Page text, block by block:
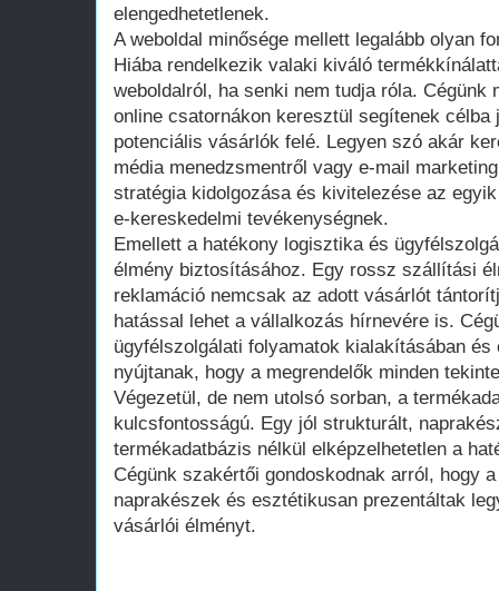
elengedhetetlenek.
A weboldal minősége mellett legalább olyan
Hiába rendelkezik valaki kiváló
weboldalról, ha senki nem tudja róla. Cégünk
online csatornákon keresztül segítenek
potenciális vásárlók felé. Legyen szó akár
média menedzsmentről vagy e-mail
stratégia kidolgozása és kivitelezése az
e-kereskedelmi tevékenységnek.
Emellett a hatékony logisztika és
élmény biztosításához. Egy rossz szállítási
reklamáció nemcsak az adott vásárlót
hatással lehet a vállalkozás hírnevére is.
ügyfélszolgálati folyamatok kialakításában
nyújtanak, hogy a megrendelők minden
Végezetül, de nem utolsó sorban, a
kulcsfontosságú. Egy jól strukturált,
termékadatbázis nélkül elképzelhetetlen a
Cégünk szakértői gondoskodnak arról, hogy
naprakészek és esztétikusan prezentáltak
vásárlói élményt.